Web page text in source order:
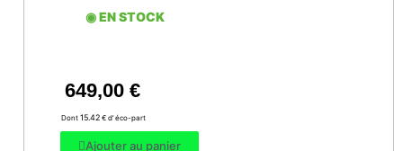
◉ EN STOCK
649,00 €
Dont 15.42 € d’ éco-part
Ajouter au panier